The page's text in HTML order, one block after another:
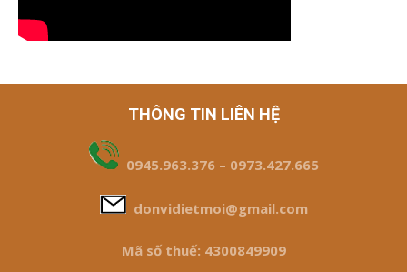
THÔNG TIN LIÊN HỆ
0945.963.376 – 0973.427.665
donvidietmoi@gmail.com
Mã số thuế: 4300849909